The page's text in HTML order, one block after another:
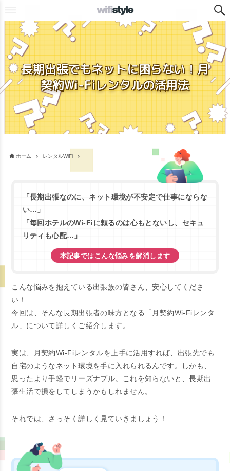
長期出張でもネットに困らない！月
契約Wi-Fiレンタルの活用法
ホーム レンタルWiFi
「長期出張なのに、ネット環境が不安定で仕事にならな
い…」
「毎回ホテルのWi-Fiに頼るのは心もとないし、セキュ
リティも心配…」
本記事ではこんな悩みを解消します
こんな悩みを抱えている出張族の皆さん、安心してくださ
い！
今回は、そんな長期出張者の味方となる「月契約Wi-Fiレンタ
ル」について詳しくご紹介します。
実は、月契約Wi-Fiレンタルを上手に活用すれば、出張先でも
自宅のようなネット環境を手に入れられるんです。しかも、
思ったより手軽でリーズナブル。これを知らないと、長期出
張生活で損をしてしまうかもしれません。
それでは、さっそく詳しく見ていきましょう！